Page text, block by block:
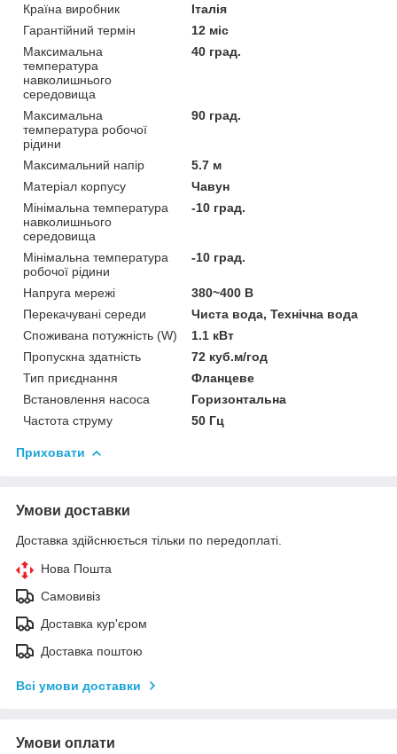
Країна виробник
Італія
Гарантійний термін
12 міс
Максимальна
температура
навколишнього
середовища
40 град.
Максимальна
температура робочої
рідини
90 град.
Максимальний напір
5.7 м
Матеріал корпусу
Чавун
Мінімальна температура
навколишнього
середовища
-10 град.
Мінімальна температура
робочої рідини
-10 град.
Напруга мережі
380~400 В
Перекачувані середи
Чиста вода, Технічна вода
Споживана потужність (W)
1.1 кВт
Пропускна здатність
72 куб.м/год
Тип приєднання
Фланцеве
Встановлення насоса
Горизонтальна
Частота струму
50 Гц
Приховати
Умови доставки
Доставка здійснюється тільки по передоплаті.
Нова Пошта
Самовивіз
Доставка кур'єром
Доставка поштою
Всі умови доставки
Умови оплати